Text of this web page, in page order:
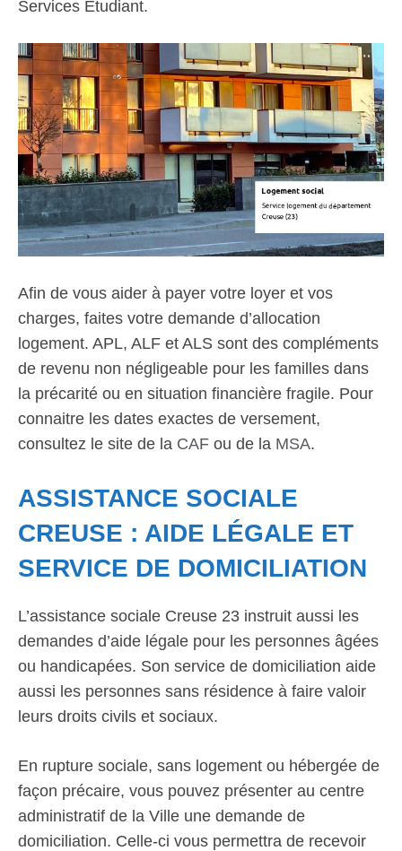
Services Étudiant.
Afin de vous aider à payer votre loyer et vos
charges, faites votre demande d’allocation
logement. APL, ALF et ALS sont des compléments
de revenu non négligeable pour les familles dans
la précarité ou en situation financière fragile. Pour
connaitre les dates exactes de versement,
consultez le site de la CAF ou de la MSA.
ASSISTANCE SOCIALE
CREUSE : AIDE LÉGALE ET
SERVICE DE DOMICILIATION
L’assistance sociale Creuse 23 instruit aussi les
demandes d’aide légale pour les personnes âgées
ou handicapées. Son service de domiciliation aide
aussi les personnes sans résidence à faire valoir
leurs droits civils et sociaux.
En rupture sociale, sans logement ou hébergée de
façon précaire, vous pouvez présenter au centre
administratif de la Ville une demande de
domiciliation. Celle-ci vous permettra de recevoir